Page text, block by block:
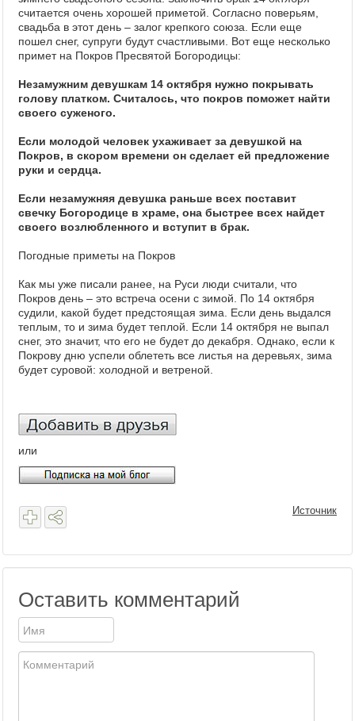
считается очень хорошей приметой. Согласно поверьям,
свадьба в этот день – залог крепкого союза. Если еще
пошел снег, супруги будут счастливыми. Вот еще несколько
примет на Покров Пресвятой Богородицы:
Незамужним девушкам 14 октября нужно покрывать
голову платком. Считалось, что покров поможет найти
своего суженого.
Если молодой человек ухаживает за девушкой на
Покров, в скором времени он сделает ей предложение
руки и сердца.
Если незамужняя девушка раньше всех поставит
свечку Богородице в храме, она быстрее всех найдет
своего возлюбленного и вступит в брак.
Погодные приметы на Покров
Как мы уже писали ранее, на Руси люди считали, что
Покров день – это встреча осени с зимой. По 14 октября
судили, какой будет предстоящая зима. Если день выдался
теплым, то и зима будет теплой. Если 14 октября не выпал
снег, это значит, что его не будет до декабря. Однако, если к
Покрову дню успели облететь все листья на деревьях, зима
будет суровой: холодной и ветреной.
или
Источник
Оставить комментарий